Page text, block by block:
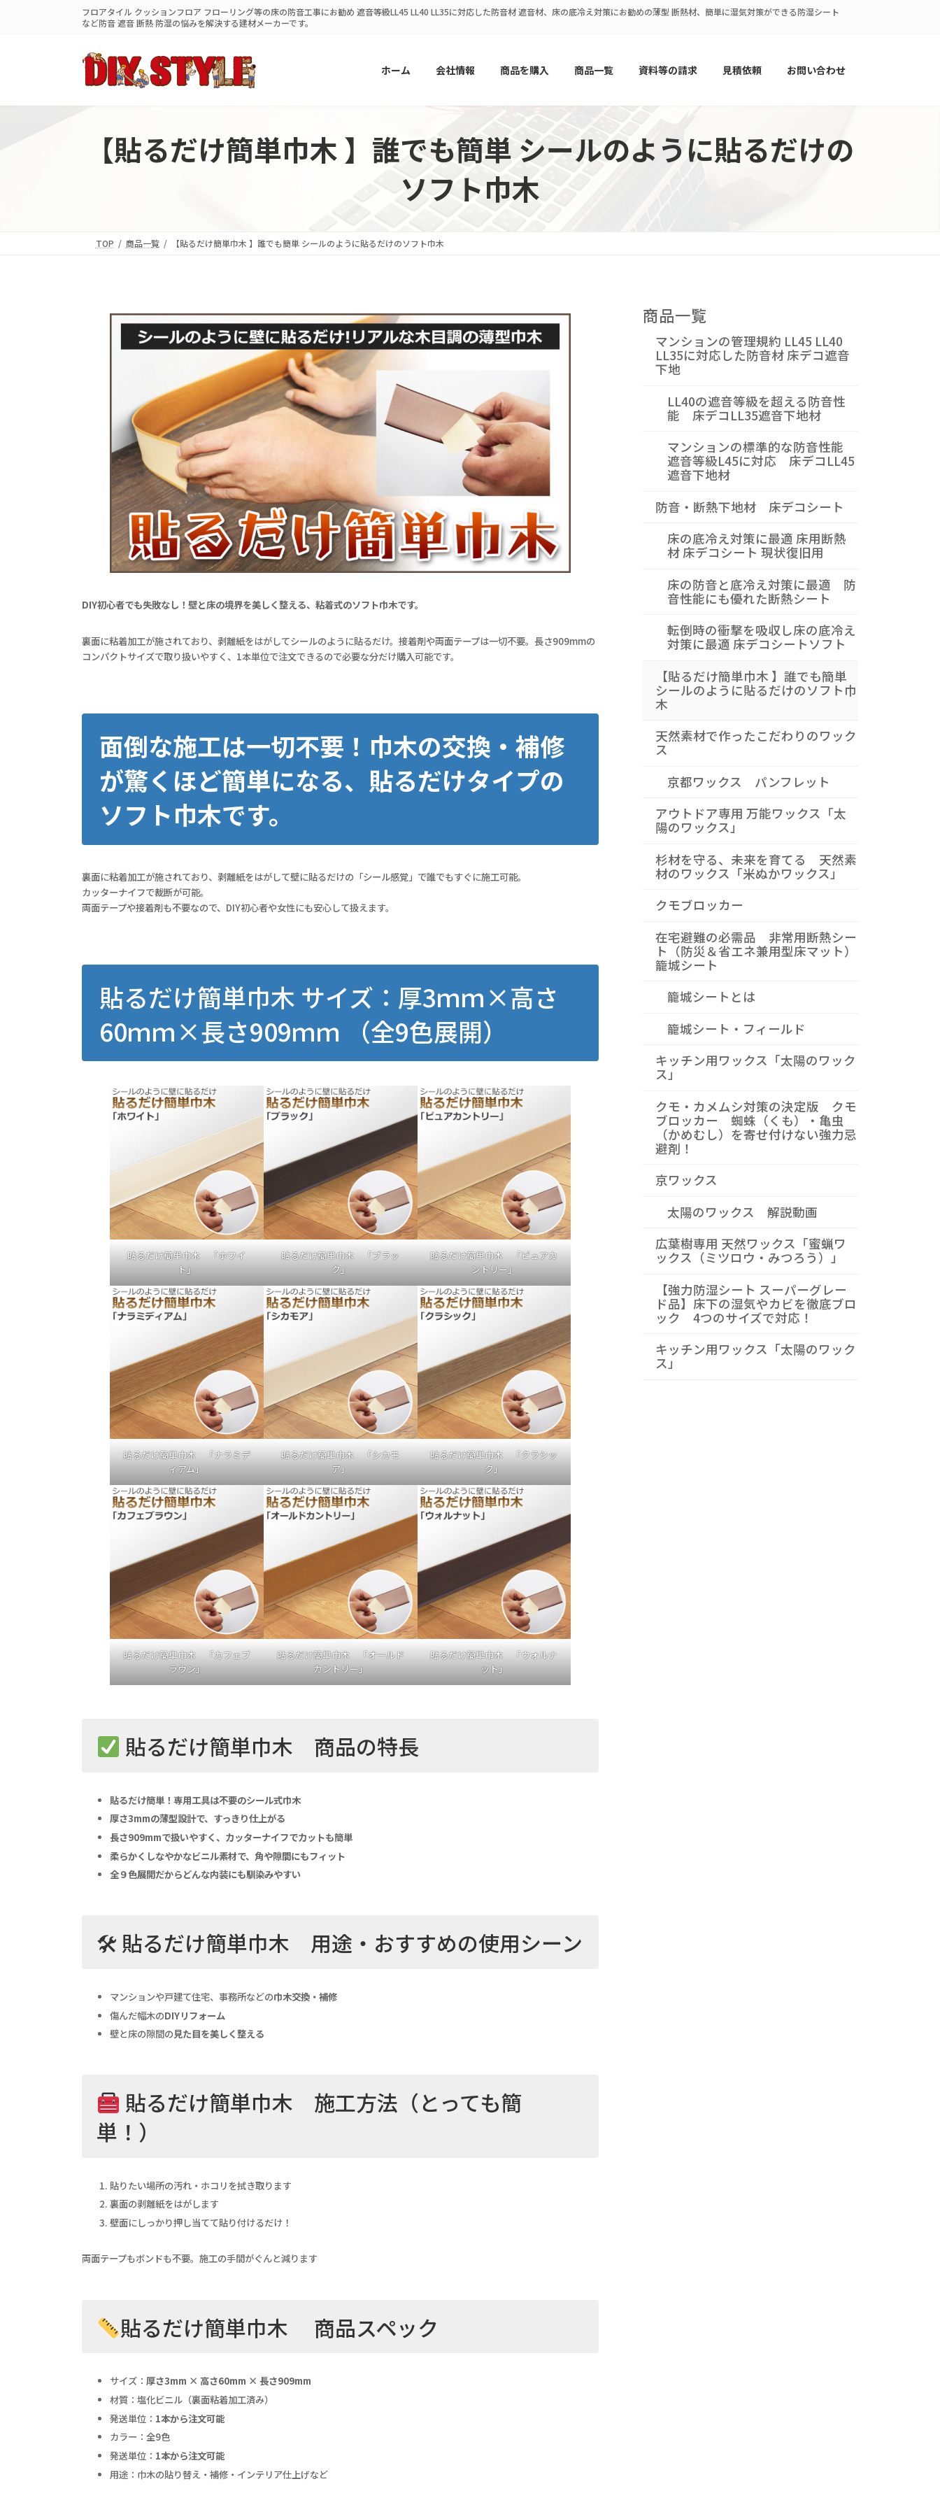
キ
に
フロアタイル クッションフロア フローリング等の床の防音工事にお勧め 遮音等級LL45 LL40 LL35に対応した防音材 遮音材、床の底冷え対策にお勧めの薄型 断熱材、簡単に湿気対策ができる防湿シート
など防音 遮音 断熱 防湿の悩みを解決する建材メーカーです。
ホーム 会社情報 商品を購入 商品一覧 資料等の請求 見積依頼 お問い合わせ
【貼るだけ簡単巾木 】誰でも簡単 シールのように貼るだけの
ソフト巾木
TOP 商品一覧 【貼るだけ簡単巾木 】誰でも簡単 シールのように貼るだけのソフト巾木
DIY初心者でも失敗なし！壁と床の境界を美しく整える、粘着式のソフト巾木です。
裏面に粘着加工が施されており、剥離紙をはがしてシールのように貼るだけ。接着剤や両面テープは一切不要。長さ909mmの
コンパクトサイズで取り扱いやすく、1本単位で注文できるので必要な分だけ購入可能です。
面倒な施工は一切不要！巾木の交換・補修
が驚くほど簡単になる、貼るだけタイプの
ソフト巾木です。
裏面に粘着加工が施されており、剥離紙をはがして壁に貼るだけの「シール感覚」で誰でもすぐに施工可能。
カッターナイフで裁断が可能。
両面テープや接着剤も不要なので、DIY初心者や女性にも安心して扱えます。
貼るだけ簡単巾木 サイズ：厚3ｍｍ×高さ
60ｍｍ×長さ909ｍｍ （全9色展開）
貼るだけ簡単巾木 「ホワイ
ト」
貼るだけ簡単巾木 「ブラッ
ク」
貼るだけ簡単巾木 「ピュアカ
ントリー」
貼るだけ簡単巾木 「ナラミデ
ィアム」
貼るだけ簡単巾木 「シカモ
ア」
貼るだけ簡単巾木 「クラシッ
ク」
貼るだけ簡単巾木 「カフェブ
ラウン」
貼るだけ簡単巾木 「オールド
カントリー」
貼るだけ簡単巾木 「ウォルナ
ット」
貼るだけ簡単巾木 商品の特長
貼るだけ簡単！専用工具は不要のシール式巾木
厚さ3mmの薄型設計で、すっきり仕上がる
長さ909mmで扱いやすく、カッターナイフでカットも簡単
柔らかくしなやかなビニル素材で、角や隙間にもフィット
全９色展開だからどんな内装にも馴染みやすい
🛠 貼るだけ簡単巾木 用途・おすすめの使用シーン
マンションや戸建て住宅、事務所などの巾木交換・補修
傷んだ幅木のDIYリフォーム
壁と床の隙間の見た目を美しく整える
貼るだけ簡単巾木 施工方法（とっても簡
単！）
貼りたい場所の汚れ・ホコリを拭き取ります
裏面の剥離紙をはがします
壁面にしっかり押し当てて貼り付けるだけ！
両面テープもボンドも不要。施工の手間がぐんと減ります
貼るだけ簡単巾木 商品スペック
サイズ： 厚さ3mm × 高さ60mm × 長さ909mm
材質：塩化ビニル（裏面粘着加工済み）
発送単位： 1本から注文可能
カラー：全9色
発送単位： 1本から注文可能
用途：巾木の貼り替え・補修・インテリア仕上げなど
商品一覧
マンションの管理規約 LL45 LL40
LL35に対応した防音材 床デコ遮音
下地
LL40の遮音等級を超える防音性
能 床デコLL35遮音下地材
マンションの標準的な防音性能
遮音等級L45に対応 床デコLL45
遮音下地材
防音・断熱下地材 床デコシート
床の底冷え対策に最適 床用断熱
材 床デコシート 現状復旧用
床の防音と底冷え対策に最適 防
音性能にも優れた断熱シート
転倒時の衝撃を吸収し床の底冷え
対策に最適 床デコシートソフト
【貼るだけ簡単巾木 】誰でも簡単
シールのように貼るだけのソフト巾
木
天然素材で作ったこだわりのワック
ス
京都ワックス パンフレット
アウトドア専用 万能ワックス「太
陽のワックス」
杉材を守る、未来を育てる 天然素
材のワックス「米ぬかワックス」
クモブロッカー
在宅避難の必需品 非常用断熱シー
ト（防災＆省エネ兼用型床マット）
籠城シート
籠城シートとは
籠城シート・フィールド
キッチン用ワックス「太陽のワック
ス」
クモ・カメムシ対策の決定版 クモ
ブロッカー 蜘蛛（くも）・亀虫
（かめむし）を寄せ付けない強力忌
避剤！
京ワックス
太陽のワックス 解説動画
広葉樹専用 天然ワックス「蜜蝋ワ
ックス（ミツロウ・みつろう）」
【強力防湿シート スーパーグレー
ド品】床下の湿気やカビを徹底ブロ
ック 4つのサイズで対応！
キッチン用ワックス「太陽のワック
ス」